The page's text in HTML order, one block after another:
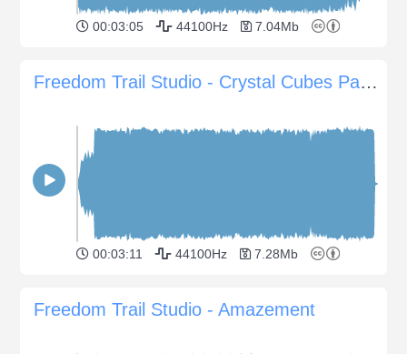
00:03:05 44100Hz 7.04Mb
Freedom Trail Studio - Crystal Cubes Part Two
00:03:11 44100Hz 7.28Mb
Freedom Trail Studio - Amazement